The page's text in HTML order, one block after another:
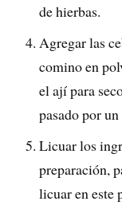
de hierbas.
Agregar las
comino en
el ají para
pasado por
Licuar los
preparación,
licuar en este